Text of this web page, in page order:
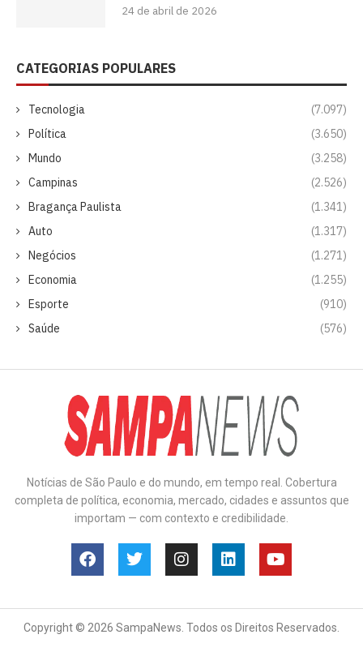
24 de abril de 2026
CATEGORIAS POPULARES
Tecnologia
(7.097)
Política
(3.650)
Mundo
(3.258)
Campinas
(2.526)
Bragança Paulista
(1.341)
Auto
(1.317)
Negócios
(1.271)
Economia
(1.255)
Esporte
(910)
Saúde
(576)
Notícias de São Paulo e do mundo, em tempo real. Cobertura
completa de política, economia, mercado, cidades e assuntos que
importam — com contexto e credibilidade.
Copyright © 2026 SampaNews. Todos os Direitos Reservados.